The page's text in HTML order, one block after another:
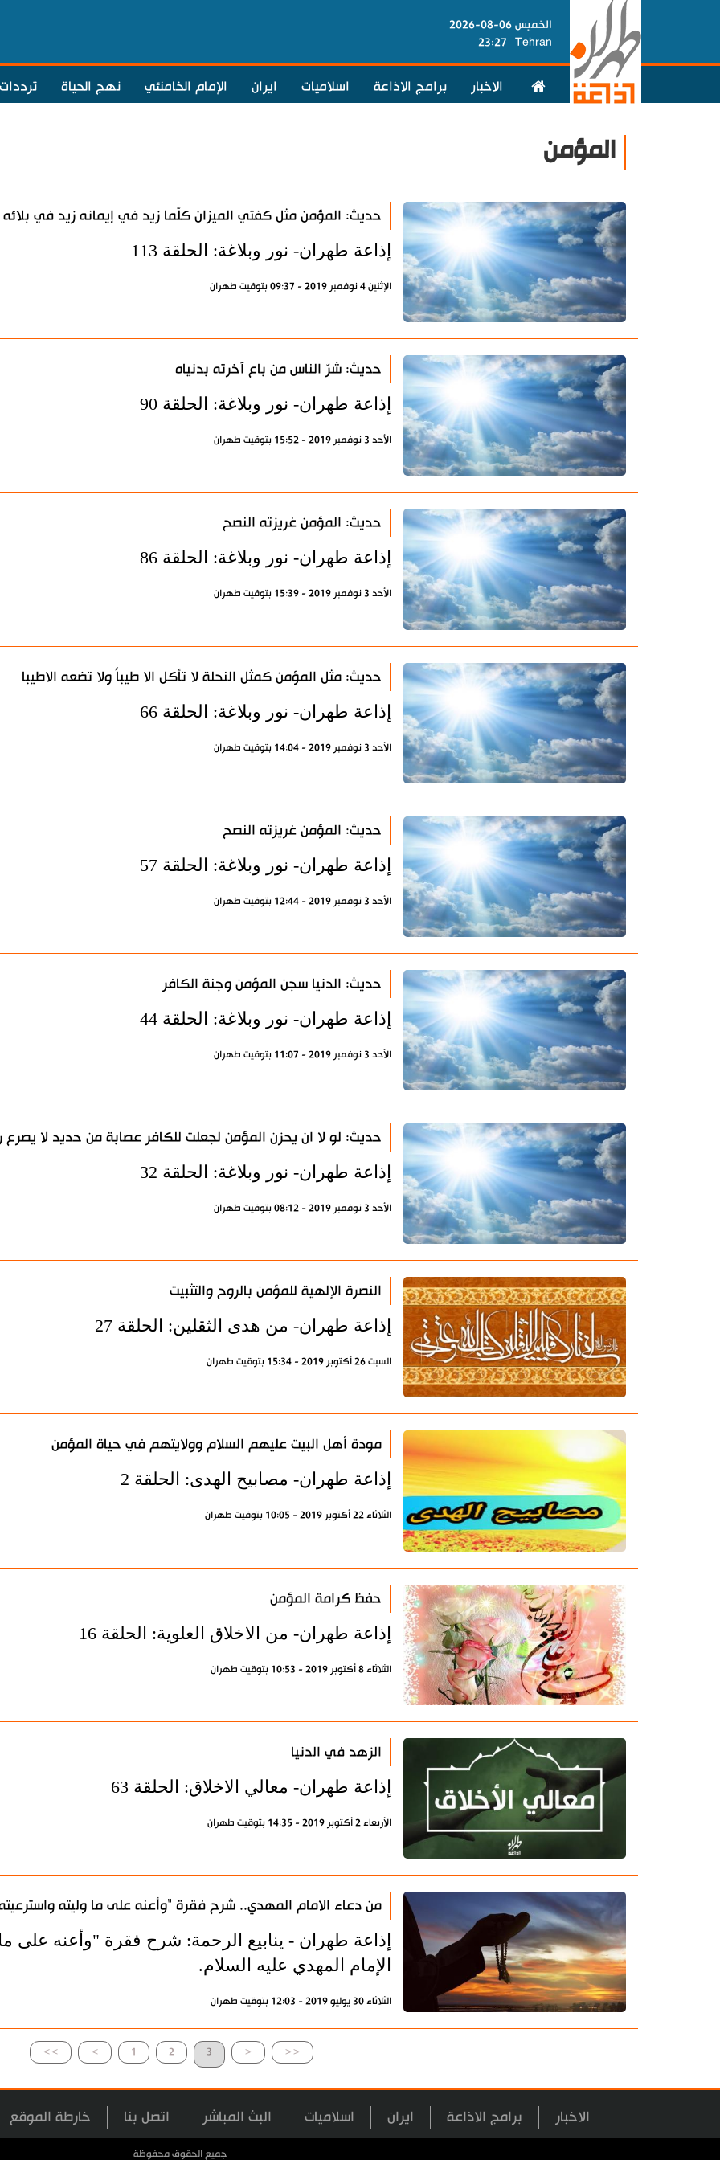
الخميس 06-08-2026
Tehran
23:27
الاخبار برامج الاذاعة اسلاميات ايران الإمام الخامنئي نهج الحياة ترددات
المؤمن
حديث: المؤمن مثل كفتي الميزان كلّما زيد في إيمانه زيد في بلائه
إذاعة طهران- نور وبلاغة: الحلقة 113
الإثنين 4 نوفمبر 2019 - 09:37 بتوقيت طهران
حديث: شرّ الناس من باع آخرته بدنياه
إذاعة طهران- نور وبلاغة: الحلقة 90
الأحد 3 نوفمبر 2019 - 15:52 بتوقيت طهران
حديث: المؤمن غريزته النصح
إذاعة طهران- نور وبلاغة: الحلقة 86
الأحد 3 نوفمبر 2019 - 15:39 بتوقيت طهران
حديث: مثل المؤمن كمثل النحلة لا تأكل الا طيباً ولا تضعه الاطيبا
إذاعة طهران- نور وبلاغة: الحلقة 66
الأحد 3 نوفمبر 2019 - 14:04 بتوقيت طهران
حديث: المؤمن غريزته النصح
إذاعة طهران- نور وبلاغة: الحلقة 57
الأحد 3 نوفمبر 2019 - 12:44 بتوقيت طهران
حديث: الدنيا سجن المؤمن وجنة الكافر
إذاعة طهران- نور وبلاغة: الحلقة 44
الأحد 3 نوفمبر 2019 - 11:07 بتوقيت طهران
حديث: لو لا ان يحزن المؤمن لجعلت للكافر عصابة من حديد لا يصرع
إذاعة طهران- نور وبلاغة: الحلقة 32
الأحد 3 نوفمبر 2019 - 08:12 بتوقيت طهران
النصرة الإلهية للمؤمن بالروح والتثبيت
إذاعة طهران- من هدى الثقلين: الحلقة 27
السبت 26 أكتوبر 2019 - 15:34 بتوقيت طهران
مودة أهل البيت عليهم السلام وولايتهم في حياة المؤمن
إذاعة طهران- مصابيح الهدى: الحلقة 2
الثلاثاء 22 أكتوبر 2019 - 10:05 بتوقيت طهران
حفظ كرامة المؤمن
إذاعة طهران- من الاخلاق العلوية: الحلقة 16
الثلاثاء 8 أكتوبر 2019 - 10:53 بتوقيت طهران
الزهد في الدنيا
إذاعة طهران- معالي الاخلاق: الحلقة 63
الأربعاء 2 أكتوبر 2019 - 14:35 بتوقيت طهران
من دعاء الامام المهدي.. شرح فقرة "وأعنه على ما وليته
إذاعة طهران - ينابيع الرحمة: شرح فقرة "وأعنه على
الإمام المهدي عليه السلام.
الثلاثاء 30 يوليو 2019 - 12:03 بتوقيت طهران
>> > 1 2 3 < <<
الاخبار برامج الاذاعة ايران اسلاميات البث المباشر اتصل بنا خارطة الموقع
جميع الحقوق محفوظة